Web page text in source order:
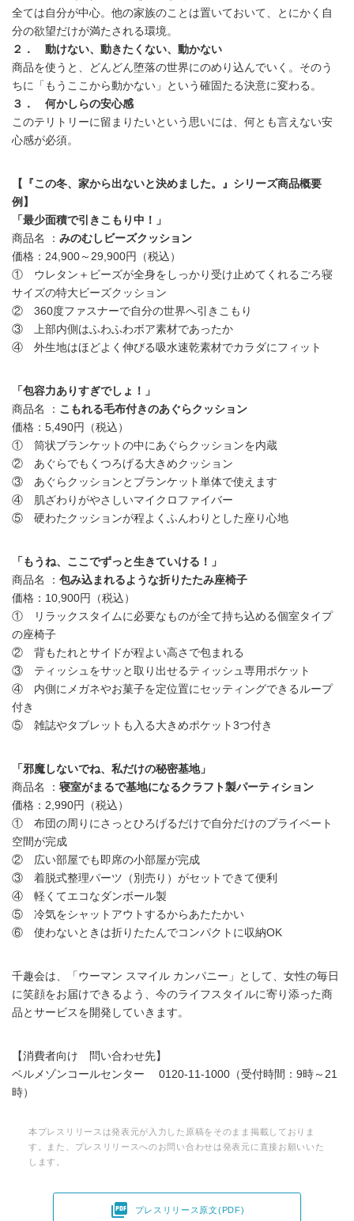
全ては自分が中心。他の家族のことは置いておいて、とにかく自
分の欲望だけが満たされる環境。
２． 動けない、動きたくない、動かない
商品を使うと、どんどん堕落の世界にのめり込んでいく。そのう
ちに「もうここから動かない」という確固たる決意に変わる。
３． 何かしらの安心感
このテリトリーに留まりたいという思いには、何とも言えない安
心感が必須。
【『この冬、家から出ないと決めました。』シリーズ商品概要
例】
「最少面積で引きこもり中！」
商品名 ： みのむしビーズクッション
価格：24,900～29,900円（税込）
① ウレタン＋ビーズが全身をしっかり受け止めてくれるごろ寝
サイズの特大ビーズクッション
② 360度ファスナーで自分の世界へ引きこもり
③ 上部内側はふわふわボア素材であったか
④ 外生地はほどよく伸びる吸水速乾素材でカラダにフィット
「包容力ありすぎでしょ！」
商品名 ： こもれる毛布付きのあぐらクッション
価格：5,490円（税込）
① 筒状ブランケットの中にあぐらクッションを内蔵
② あぐらでもくつろげる大きめクッション
③ あぐらクッションとブランケット単体で使えます
④ 肌ざわりがやさしいマイクロファイバー
⑤ 硬わたクッションが程よくふんわりとした座り心地
「もうね、ここでずっと生きていける！」
商品名 ： 包み込まれるような折りたたみ座椅子
価格：10,900円（税込）
① リラックスタイムに必要なものが全て持ち込める個室タイプ
の座椅子
② 背もたれとサイドが程よい高さで包まれる
③ ティッシュをサッと取り出せるティッシュ専用ポケット
④ 内側にメガネやお菓子を定位置にセッティングできるループ
付き
⑤ 雑誌やタブレットも入る大きめポケット3つ付き
「邪魔しないでね、私だけの秘密基地」
商品名 ： 寝室がまるで基地になるクラフト製パーティション
価格：2,990円（税込）
① 布団の周りにさっとひろげるだけで自分だけのプライベート
空間が完成
② 広い部屋でも即席の小部屋が完成
③ 着脱式整理パーツ（別売り）がセットできて便利
④ 軽くてエコなダンボール製
⑤ 冷気をシャットアウトするからあたたかい
⑥ 使わないときは折りたたんでコンパクトに収納OK
千趣会は、「ウーマン スマイル カンパニー」として、女性の毎日
に笑顔をお届けできるよう、今のライフスタイルに寄り添った商
品とサービスを開発していきます。
【消費者向け 問い合わせ先】
ベルメゾンコールセンター 0120-11-1000（受付時間：9時～21
時）
本プレスリリースは発表元が入力した原稿をそのまま掲載しておりま
す。また、プレスリリースへのお問い合わせは発表元に直接お願いいた
します。
 プレスリリース原文(PDF)